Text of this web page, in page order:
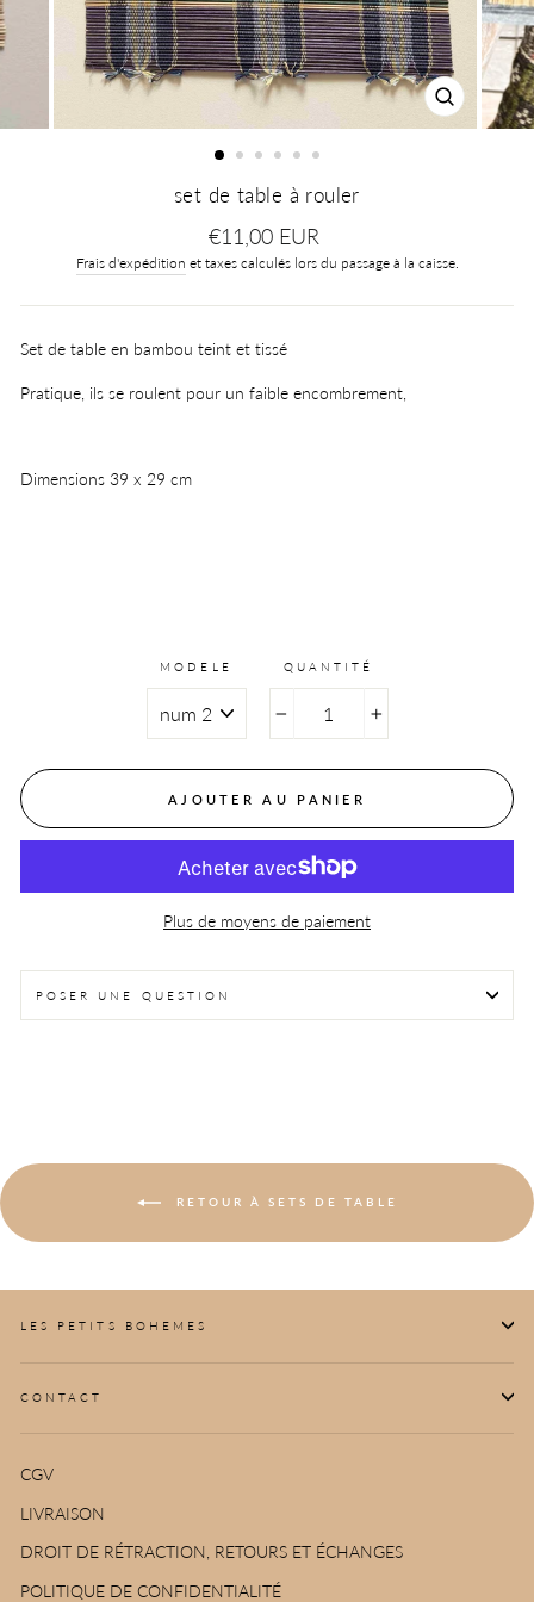
FERMER
(ESC)
set de table à rouler
Prix
régulier
€11,00 EUR
Frais d'expédition et taxes calculés lors du passage à la caisse.
Set de table en bambou teint et tissé
Pratique, ils se roulent pour un faible encombrement,
Dimensions 39 x 29 cm
MODELE QUANTITÉ
AJOUTER AU PANIER
Plus de moyens de paiement
POSER UNE QUESTION
RETOUR À SETS DE TABLE
LES PETITS BOHEMES
CONTACT
CGV
LIVRAISON
DROIT DE RÉTRACTION, RETOURS ET ÉCHANGES
POLITIQUE DE CONFIDENTIALITÉ